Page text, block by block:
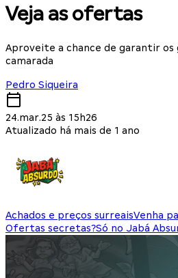
Veja as ofertas
Aproveite a chance de garantir os
camarada
Pedro Siqueira
24.mar.25 às 15h26
Atualizado há mais de 1 ano
Achados e preços surreaisVenha
Ofertas secretas?Só no Jabá